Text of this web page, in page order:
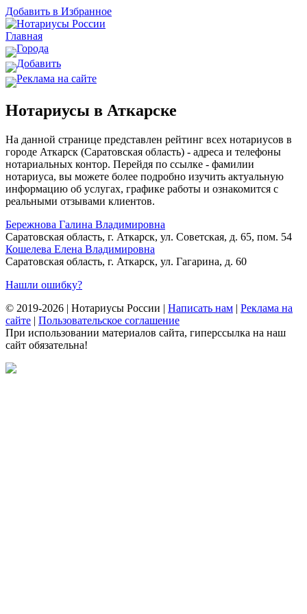
Добавить в Избранное
Главная
Города
Добавить
Реклама на сайте
Нотариусы в Аткарске
На данной странице представлен рейтинг всех нотариусов в
городе Аткарск (Саратовская область) - адреса и телефоны
нотариальных контор. Перейдя по ссылке - фамилии
нотариуса, вы можете более подробно изучить актуальную
информацию об услугах, графике работы и ознакомится с
реальными отзывами клиентов.
Бережнова Галина Владимировна
Саратовская область, г. Аткарск, ул. Советская, д. 65, пом. 54
Кошелева Елена Владимировна
Саратовская область, г. Аткарск, ул. Гагарина, д. 60
Нашли ошибку?
© 2019-2026 | Нотариусы России | Написать нам | Реклама на
сайте | Пользовательское соглашение
При использовании материалов сайта, гиперссылка на наш
сайт обязательна!